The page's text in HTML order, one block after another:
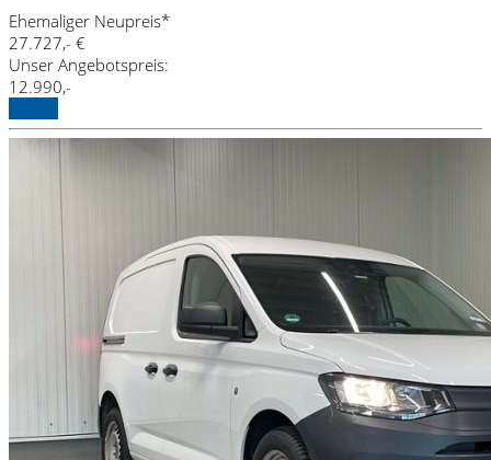
Ehemaliger Neupreis*
27.727,- €
Unser Angebotspreis:
12.990,-